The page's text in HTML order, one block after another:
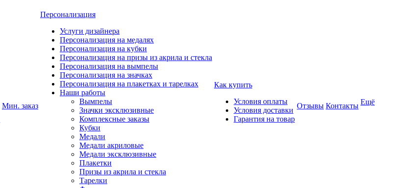
Мин. заказ
Персонализация
Услуги дизайнера
Персонализация на медалях
Персонализация на кубки
Персонализация на призы из акрила и стекла
Персонализация на вымпелы
Персонализация на значках
Персонализация на плакетках и тарелках
Наши работы
Вымпелы
Значки эксклюзивные
Комплексные заказы
Кубки
Медали
Медали акриловые
Медали эксклюзивные
Плакетки
Призы из акрила и стекла
Тарелки
Как купить
Условия оплаты
Условия доставки
Гарантия на товар
Отзывы Контакты Ещё